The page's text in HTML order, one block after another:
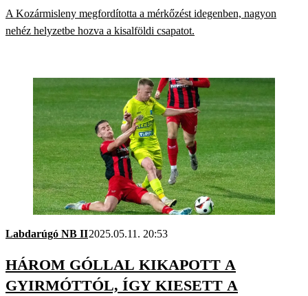
A Kozármisleny megfordította a mérkőzést idegenben, nagyon
nehéz helyzetbe hozva a kisalföldi csapatot.
Labdarúgó NB II2025.05.11. 20:53
HÁROM GÓLLAL KIKAPOTT A
GYIRMÓTTÓL, ÍGY KIESETT A